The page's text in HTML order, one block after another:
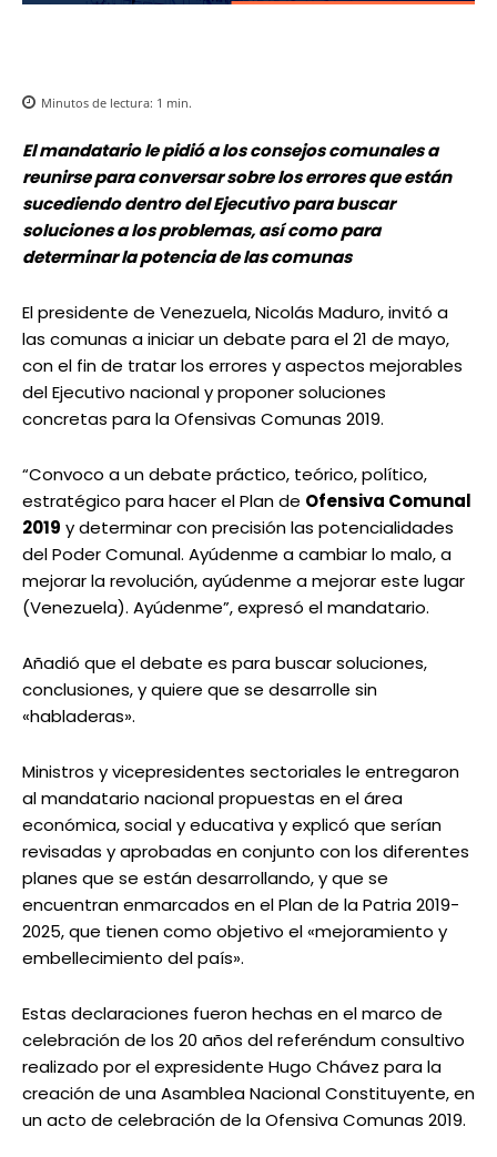
Minutos de lectura: 1 min.
El mandatario le pidió a los consejos comunales a
reunirse para conversar sobre los errores que están
sucediendo dentro del Ejecutivo para buscar
soluciones a los problemas, así como para
determinar la potencia de las comunas
El presidente de Venezuela, Nicolás Maduro, invitó a
las comunas a iniciar un debate para el 21 de mayo,
con el fin de tratar los errores y aspectos mejorables
del Ejecutivo nacional y proponer soluciones
concretas para la Ofensivas Comunas 2019.
“Convoco a un debate práctico, teórico, político,
estratégico para hacer el Plan de Ofensiva Comunal
2019 y determinar con precisión las potencialidades
del Poder Comunal. Ayúdenme a cambiar lo malo, a
mejorar la revolución, ayúdenme a mejorar este lugar
(Venezuela). Ayúdenme”, expresó el mandatario.
Añadió que el debate es para buscar soluciones,
conclusiones, y quiere que se desarrolle sin
«habladeras».
Ministros y vicepresidentes sectoriales le entregaron
al mandatario nacional propuestas en el área
económica, social y educativa y explicó que serían
revisadas y aprobadas en conjunto con los diferentes
planes que se están desarrollando, y que se
encuentran enmarcados en el Plan de la Patria 2019-
2025, que tienen como objetivo el «mejoramiento y
embellecimiento del país».
Estas declaraciones fueron hechas en el marco de
celebración de los 20 años del referéndum consultivo
realizado por el expresidente Hugo Chávez para la
creación de una Asamblea Nacional Constituyente, en
un acto de celebración de la Ofensiva Comunas 2019.